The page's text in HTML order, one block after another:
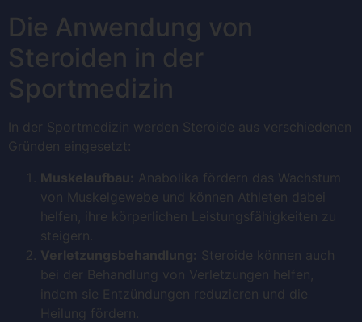
Die Anwendung von
Steroiden in der
Sportmedizin
In der Sportmedizin werden Steroide aus verschiedenen
Gründen eingesetzt:
Muskelaufbau: Anabolika fördern das Wachstum
von Muskelgewebe und können Athleten dabei
helfen, ihre körperlichen Leistungsfähigkeiten zu
steigern.
Verletzungsbehandlung: Steroide können auch
bei der Behandlung von Verletzungen helfen,
indem sie Entzündungen reduzieren und die
Heilung fördern.